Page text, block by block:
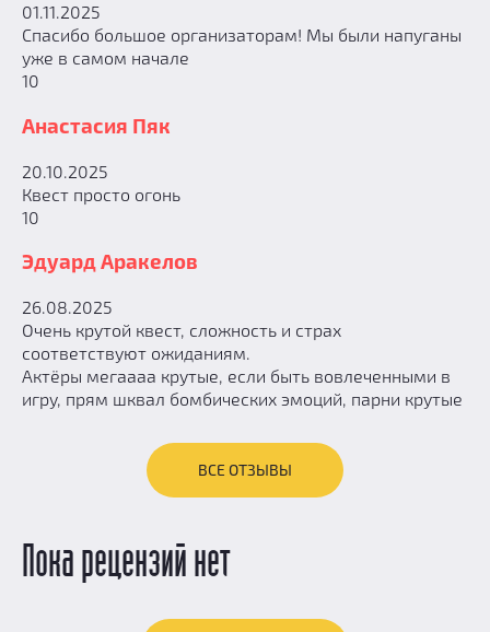
01.11.2025
Спасибо большое организаторам! Мы были напуганы
уже в самом начале
10
Анастасия Пяк
20.10.2025
Квест просто огонь
10
Эдуард Аракелов
26.08.2025
Очень крутой квест, сложность и страх
соответствуют ожиданиям.
Актёры мегаааа крутые, если быть вовлеченными в
игру, прям шквал бомбических эмоций, парни крутые
ВСЕ ОТЗЫВЫ
Пока рецензий нет